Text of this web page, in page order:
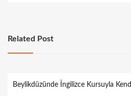
Related Post
Beylikdüzünde İngilizce Kursuyla